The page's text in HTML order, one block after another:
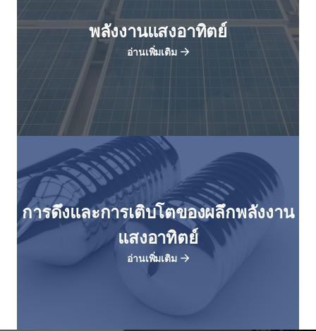
พลังงานแสงอาทิตย์
อ่านเพิ่มเติม
การดึงและการเติบโตของผลึกพลังงาน
แสงอาทิตย์
อ่านเพิ่มเติม